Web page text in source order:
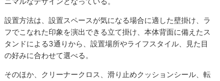
設置方法は、設置スペースが気になる場合に適した壁掛け、ラ
フでこなれた印象を演出できる立て掛け、本体背面に備えたス
タンドによる3通りから、設置場所やライフスタイル、見た目
の好みに合わせて選べる。
そのほか、クリーナークロス、滑り止めクッションシール、転